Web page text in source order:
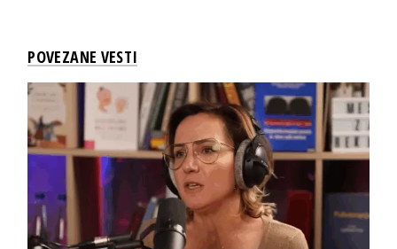
POVEZANE VESTI